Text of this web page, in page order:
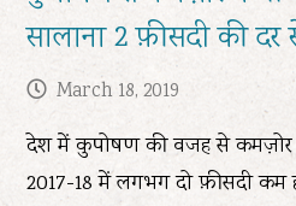
सालाना 2 फ़ीसदी की
March 18, 2019
देश में कुपोषण की वजह से कमज़ोर
2017-18 में लगभग दो फ़ीसदी कम